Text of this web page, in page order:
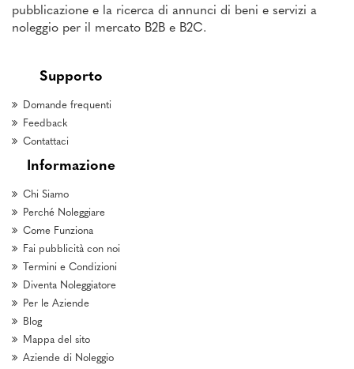
pubblicazione e la ricerca di annunci di beni e servizi a
noleggio per il mercato B2B e B2C.
Supporto
Domande frequenti
Feedback
Contattaci
Informazione
Chi Siamo
Perché Noleggiare
Come Funziona
Fai pubblicità con noi
Termini e Condizioni
Diventa Noleggiatore
Per le Aziende
Blog
Mappa del sito
Aziende di Noleggio